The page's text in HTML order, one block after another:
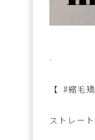
.
【 #縮毛
ストレー